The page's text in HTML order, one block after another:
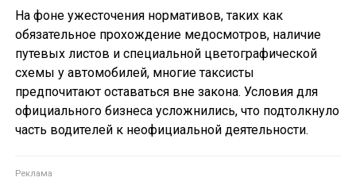
На фоне ужесточения нормативов, таких как
обязательное прохождение медосмотров, наличие
путевых листов и специальной цветографической
схемы у автомобилей, многие таксисты
предпочитают оставаться вне закона. Условия для
официального бизнеса усложнились, что подтолкнуло
часть водителей к неофициальной деятельности.